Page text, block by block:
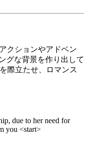
クションやアドベン
グな背景を作り出して
際立たせ、ロマンス
due to her need for
you <start>